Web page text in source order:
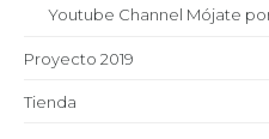
Youtube Channel Mójate
Proyecto 2019
Tienda